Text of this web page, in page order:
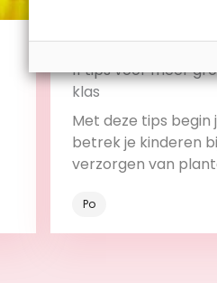
4 augustus 2026
11 tips voor meer
klas
Met deze tips begin
betrek je kinderen
verzorgen van
Po